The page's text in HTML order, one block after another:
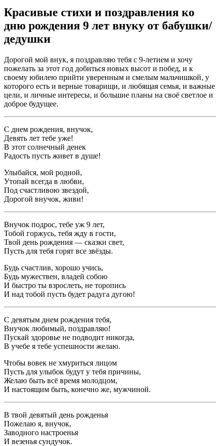
Красивые стихи и поздравления ко
дню рождения 9 лет внуку от бабушки/
дедушки
Дорогой мой внук, я поздравляю тебя с 9-летием и хочу
пожелать за этот год добиться новых высот и побед, и к
своему юбилею прийти уверенным и смелым мальчишкой, у
которого есть и верные товарищи, и любящая семья, и важные
цели, и личные интересы, и большие планы на своё светлое и
доброе будущее.
С днем рождения, внучок,
Девять лет тебе уже!
В этот солнечный денек
Радость пусть живет в душе!
Улыбайся, мой родной,
Утопай всегда в любви,
Под счастливою звездой,
Дорогой внучок, живи!
Внучок подрос, тебе уж 9 лет,
Тобой горжусь, тебя жду в гости,
Твой день рождения — сказки свет,
Пусть для тебя горят все звёзды.
Будь счастлив, хорошо учись,
Будь мужествен, владей собою
И быстро ты взрослеть, не торопись
И над тобой пусть будет радуга дугою!
С девятым днем рождения тебя,
Внучок любимый, поздравляю!
Пускай здоровье не подводит никогда,
В учебе я тебе успешности желаю.
Чтобы вовек не хмуриться лицом
Пусть для улыбок будут у тебя причины,
Желаю быть всё время молодцом,
И настоящим быть, конечно же, мужчиной.
В твой девятый день рожденья
Пожелаю я, внучок,
Заводного настроенья
И везенья сундучок.